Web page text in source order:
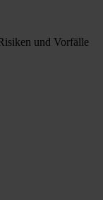
und Vorfälle